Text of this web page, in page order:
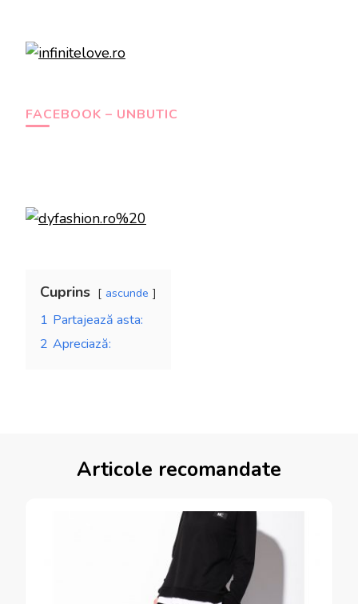
FACEBOOK – UNBUTIC
Cuprins ascunde
1 Partajează asta:
2 Apreciază:
Articole recomandate